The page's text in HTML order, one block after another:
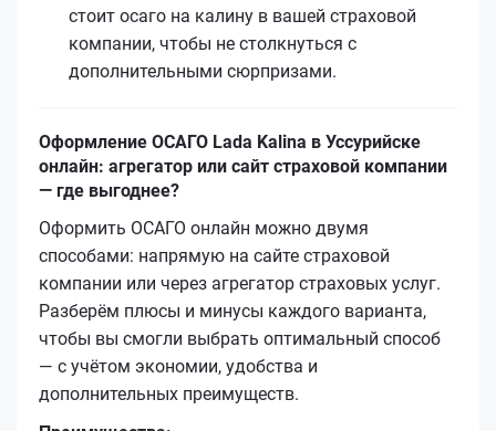
стоит осаго на калину в вашей страховой
компании, чтобы не столкнуться с
дополнительными сюрпризами.
Оформление ОСАГО Lada Kalina в Уссурийске
онлайн: агрегатор или сайт страховой компании
— где выгоднее?
Оформить ОСАГО онлайн можно двумя
способами: напрямую на сайте страховой
компании или через агрегатор страховых услуг.
Разберём плюсы и минусы каждого варианта,
чтобы вы смогли выбрать оптимальный способ
— с учётом экономии, удобства и
дополнительных преимуществ.